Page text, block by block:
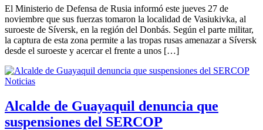
El Ministerio de Defensa de Rusia informó este jueves 27 de
noviembre que sus fuerzas tomaron la localidad de Vasiukivka, al
suroeste de Síversk, en la región del Donbás. Según el parte militar,
la captura de esta zona permite a las tropas rusas amenazar a Síversk
desde el suroeste y acercar el frente a unos […]
Noticias
Alcalde de Guayaquil denuncia que
suspensiones del SERCOP